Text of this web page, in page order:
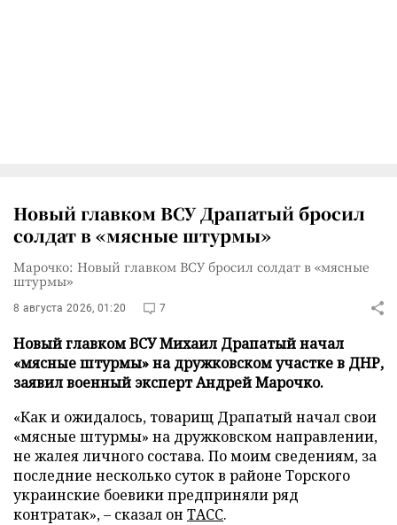
Новый главком ВСУ Драпатый бросил
солдат в «мясные штурмы»
Марочко: Новый главком ВСУ бросил солдат в «мясные
штурмы»
8 августа 2026, 01:20 7
Новый главком ВСУ Михаил Драпатый начал
«мясные штурмы» на дружковском участке в ДНР,
заявил военный эксперт Андрей Марочко.
«Как и ожидалось, товарищ Драпатый начал свои
«мясные штурмы» на дружковском направлении,
не жалея личного состава. По моим сведениям, за
последние несколько суток в районе Торского
украинские боевики предприняли ряд
контратак», – сказал он ТАСС.